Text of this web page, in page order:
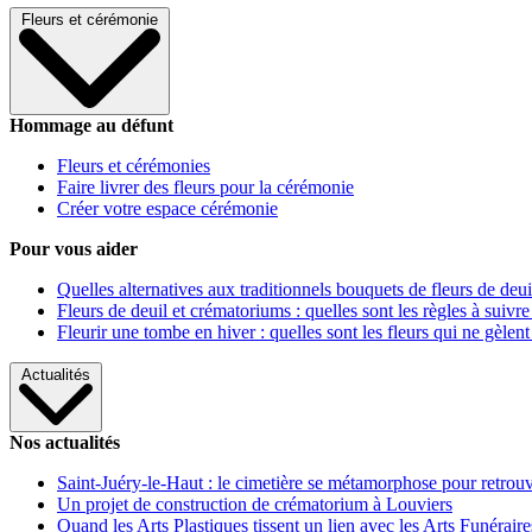
Fleurs et cérémonie
Hommage au défunt
Fleurs et cérémonies
Faire livrer des fleurs pour la cérémonie
Créer votre espace cérémonie
Pour vous aider
Quelles alternatives aux traditionnels bouquets de fleurs de
Fleurs de deuil et crématoriums : quelles sont les règles à
Fleurir une tombe en hiver : quelles sont les fleurs qui ne gèlent
Actualités
Nos actualités
Saint-Juéry-le-Haut : le cimetière se métamorphose pour
Un projet de construction de crématorium à Louviers
Quand les Arts Plastiques tissent un lien avec les Arts